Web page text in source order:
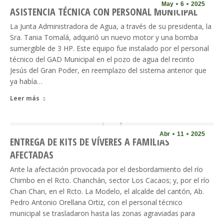
May 6 2025
ASISTENCIA TÉCNICA CON PERSONAL MUNICIPAL
La Junta Administradora de Agua, a través de su presidenta, la
Sra. Tania Tomalá, adquirió un nuevo motor y una bomba
sumergible de 3 HP. Este equipo fue instalado por el personal
técnico del GAD Municipal en el pozo de agua del recinto
Jesús del Gran Poder, en reemplazo del sistema anterior que
ya había…
Leer más
Abr 11 2025
ENTREGA DE KITS DE VÍVERES A FAMILIAS
AFECTADAS
Ante la afectación provocada por el desbordamiento del río
Chimbo en el Rcto. Chanchán, sector Los Cacaos; y, por el río
Chan Chan, en el Rcto. La Modelo, el alcalde del cantón, Ab.
Pedro Antonio Orellana Ortiz, con el personal técnico
municipal se trasladaron hasta las zonas agraviadas para